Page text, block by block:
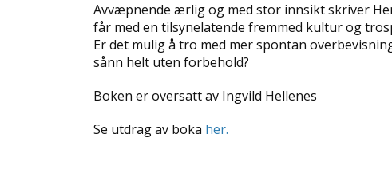
Avvæpnende ærlig og med stor innsikt skriver
får med en tilsynelatende fremmed kultur og
Er det mulig å tro med mer spontan
sånn helt uten forbehold?
Boken er oversatt av Ingvild Hellenes
Se utdrag av boka her.